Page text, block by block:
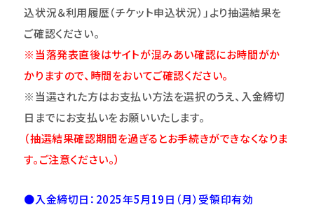
込状況＆利用履歴（チケット申込状況）」より抽選結果を
ご確認ください。
※当落発表直後はサイトが混みあい確認にお時間がか
かりますので、時間をおいてご確認ください。
※当選された方はお支払い方法を選択のうえ、入金締切
日までにお支払いをお願いいたします。
（抽選結果確認期間を過ぎるとお手続きができなくなりま
す。ご注意ください。）
●入金締切日：2025年5月19日（月）受領印有効